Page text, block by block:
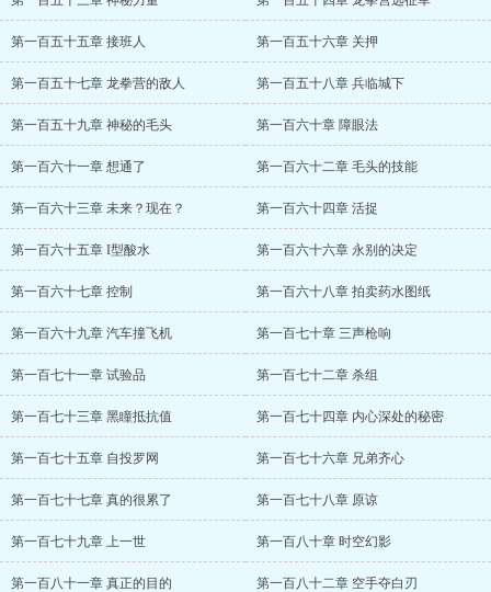
第一百五十五章 接班人 第一百五十六章 关押
第一百五十七章 龙拳营的敌人 第一百五十八章 兵临城下
第一百五十九章 神秘的毛头 第一百六十章 障眼法
第一百六十一章 想通了 第一百六十二章 毛头的技能
第一百六十三章 未来？现在？ 第一百六十四章 活捉
第一百六十五章 I型酸水 第一百六十六章 永别的决定
第一百六十七章 控制 第一百六十八章 拍卖药水图纸
第一百六十九章 汽车撞飞机 第一百七十章 三声枪响
第一百七十一章 试验品 第一百七十二章 杀组
第一百七十三章 黑瞳抵抗值 第一百七十四章 内心深处的秘密
第一百七十五章 自投罗网 第一百七十六章 兄弟齐心
第一百七十七章 真的很累了 第一百七十八章 原谅
第一百七十九章 上一世 第一百八十章 时空幻影
第一百八十一章 真正的目的 第一百八十二章 空手夺白刃